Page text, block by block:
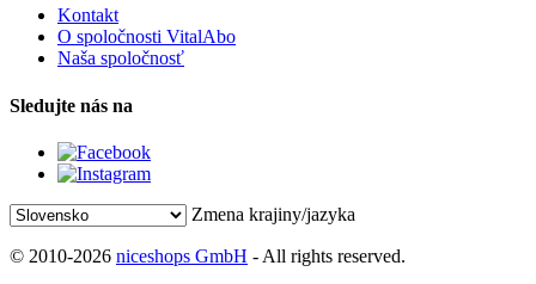
Kontakt
O spoločnosti VitalAbo
Naša spoločnosť
Sledujte nás na
Zmena krajiny/jazyka
© 2010-2026 niceshops GmbH - All rights reserved.